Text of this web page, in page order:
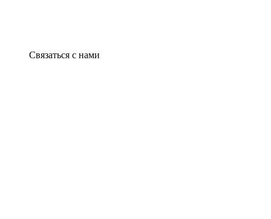
Связаться с нами